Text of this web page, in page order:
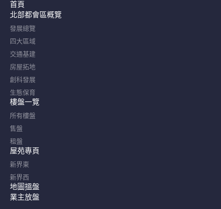
首頁
北部都會區概覽​
發展總覽
四大區域
交通基建
房屋拓地
創科發展
生態保育
樓盤一覽
所有樓盤
售盤
租盤
屋苑專頁
新界東
新界西
地圖搵盤
業主放盤